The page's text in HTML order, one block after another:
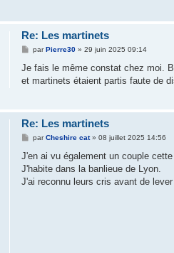
Re: Les martinets
M
s
a
parPierre30» 29 juin 2025 09:14
Je fais le même constat chez moi.
et martinets étaient partis faute de
Re: Les martinets
M
s
a
g
parCheshire cat» 08 juillet 2025 14:56
J'en ai vu également un couple
J'habite dans la banlieue de Lyon.
J'ai reconnu leurs cris avant de